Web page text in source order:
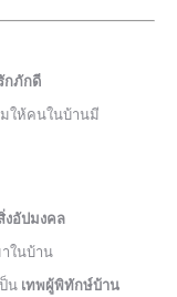
กภักดี
ให้คนในบ้านมี
งอัปมงคล
ในบ้าน
น เทพผู้พิทักษ์บ้าน